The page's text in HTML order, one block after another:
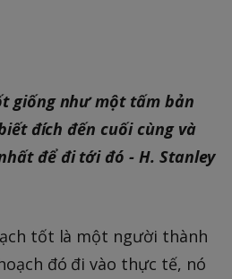
giống như một tấm bản
đích đến cuối cùng và
để đi tới đó - H. Stanley
tốt là một người thành
đó đi vào thực tế, nó